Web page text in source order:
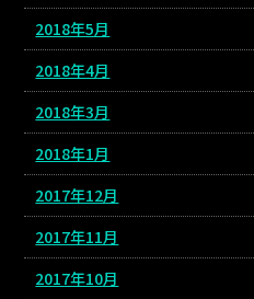
2018年5月
2018年4月
2018年3月
2018年1月
2017年12月
2017年11月
2017年10月